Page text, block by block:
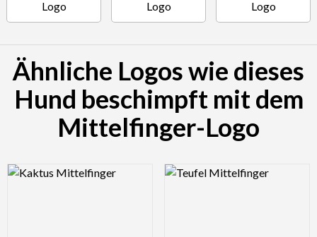
Ähnliche Logos wie dieses
Hund beschimpft mit dem
Mittelfinger-Logo
Logo Preview Image Logo Preview Image